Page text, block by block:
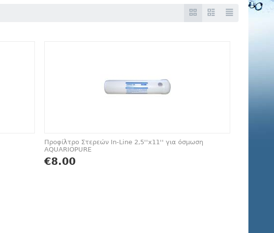
Προφίλτρο Στερεών In-Line 2,5''x11'' για όσμωση
AQUARIOPURE
€8.00